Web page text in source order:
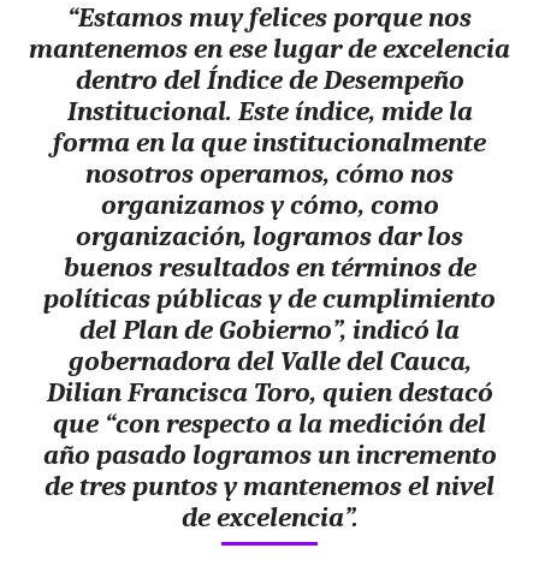
“Estamos muy felices porque nos
mantenemos en ese lugar de excelencia
dentro del Índice de Desempeño
Institucional. Este índice, mide la
forma en la que institucionalmente
nosotros operamos, cómo nos
organizamos y cómo, como
organización, logramos dar los
buenos resultados en términos de
políticas públicas y de cumplimiento
del Plan de Gobierno”, indicó la
gobernadora del Valle del Cauca,
Dilian Francisca Toro, quien destacó
que “con respecto a la medición del
año pasado logramos un incremento
de tres puntos y mantenemos el nivel
de excelencia”.